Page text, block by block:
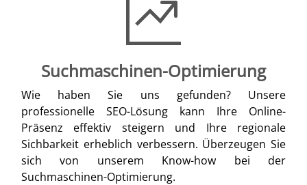
Suchmaschinen-Optimierung
Wie haben Sie uns gefunden? Unsere
professionelle SEO-Lösung kann Ihre Online-
Präsenz effektiv steigern und Ihre regionale
Sichbarkeit erheblich verbessern. Überzeugen Sie
sich von unserem Know-how bei der
Suchmaschinen-Optimierung.